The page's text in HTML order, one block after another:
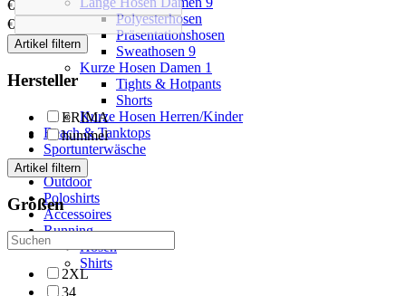
Polyesterhosen
Präsentationshosen
Sweathosen 9
Kurze Hosen Damen 1
Tights & Hotpants
Shorts
Kurze Hosen Herren/Kinder
Beach & Tanktops
Sportunterwäsche
Socken
Outdoor
Poloshirts
Accessoires
Running
Hosen
Shirts
€
€
Artikel filtern
Hersteller
ERIMA
hummel
Artikel filtern
Größen
2XL
34